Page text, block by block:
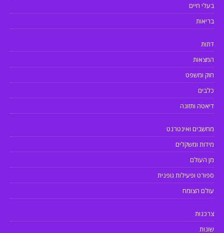
בעלי חיים
בריאות
דתות
המצאות
חוק ומשפט
כלבים
דיאטה ותזונה
מחשבים ואינטרנט
מידות ומשקלים
מן העולם
ספורט ופעילות גופנית
עולם הצומח
צרכנות
שונות